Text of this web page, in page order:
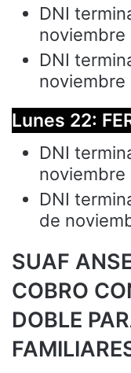
DNI
noviembre
DNI
noviembre
Lunes 22:
DNI
noviembre
DNI
de
SUAF
COBRO
DOBLE